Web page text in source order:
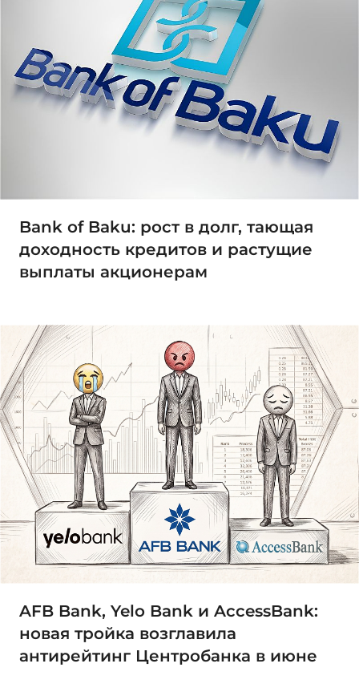
Bank of Baku: рост в долг, тающая
доходность кредитов и растущие
выплаты акционерам
AFB Bank, Yelo Bank и AccessBank:
новая тройка возглавила
антирейтинг Центробанка в июне